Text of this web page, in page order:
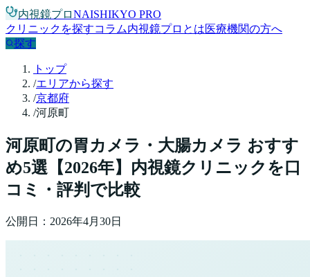
内視鏡プロNAISHIKYO PRO
クリニックを探すコラム内視鏡プロとは医療機関の方へ
探す
トップ
/エリアから探す
/京都府
/河原町
河原町の胃カメラ・大腸カメラ おすす
め5選【2026年】 内視鏡クリニックを口
コミ・評判で比較
公開日： 2026年4月30日